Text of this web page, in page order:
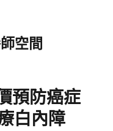
空間
預防癌症
白內障